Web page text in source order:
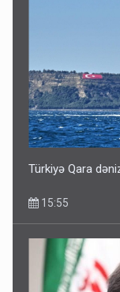
Türkiyə Qara
15:55